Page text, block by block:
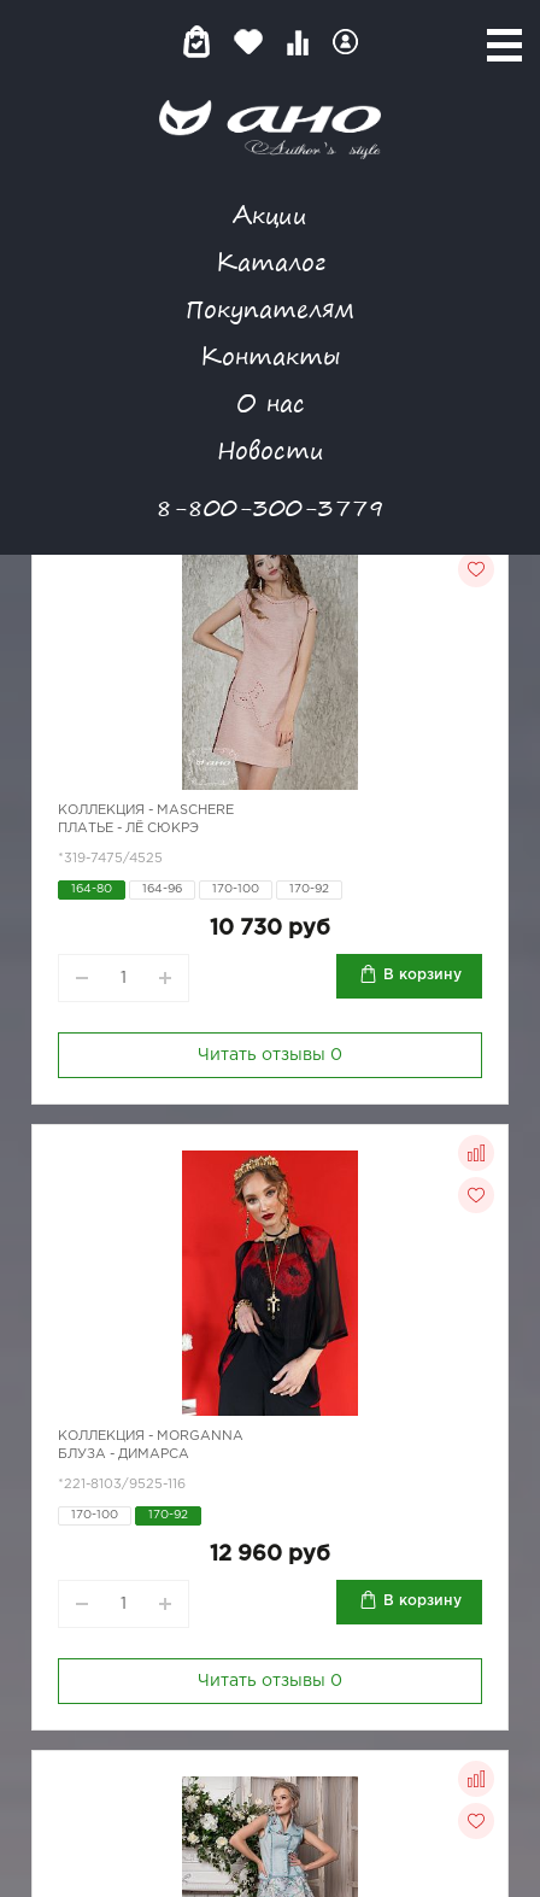
Акции
Каталог
Покупателям
Контакты
О нас
Новости
8-800-300-3779
КАТАЛОГ ТОВАРОВ
КОЛЛЕКЦИЯ - MASCHERE
ПЛАТЬЕ - ЛЁ СЮКРЭ
*319-7475/4525
164-80 164-96 170-100 170-92
10 730 руб
В корзину
Читать отзывы 0
КОЛЛЕКЦИЯ - MORGANNA
БЛУЗА - ДИМАРСА
*221-8103/9525-116
170-100 170-92
12 960 руб
В корзину
Читать отзывы 0